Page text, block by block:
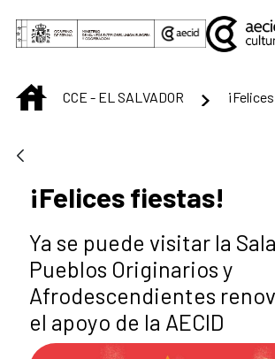
Saltar al contenido principal
INICIOCCE - EL SALVADOR
¡Felices fiestas!
Ya se puede visitar la
Pueblos Originarios y
Afrodescendientes
el apoyo de la AECID